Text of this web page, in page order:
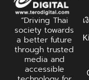
“Driving Thai
society towards
a better future
through trusted
media and
accessible
เ